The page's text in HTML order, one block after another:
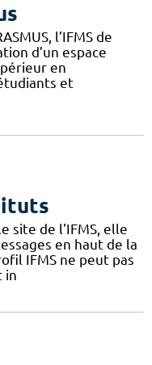
l’IFMS de
d’un espace
en
et
site de l'IFMS, elle
en haut de la
IFMS ne peut pas
in